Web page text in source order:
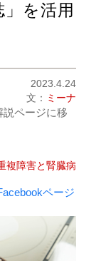
を活用
2023.4.24
文： ミーナ
ページに移
複障害と腎臓病
ページ